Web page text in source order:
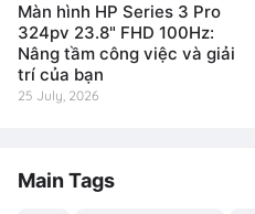
Màn hình HP Series 3 Pro
324pv 23.8" FHD 100Hz:
Nâng tầm công việc và giải
trí của bạn
25 July, 2026
Main Tags